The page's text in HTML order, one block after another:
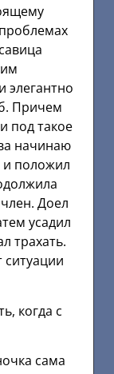
элегантно
Причем
под такое
начинаю
и положил
Доел
усадил
трахать.
когда с
сама